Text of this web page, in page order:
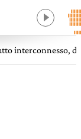
interconnesso,